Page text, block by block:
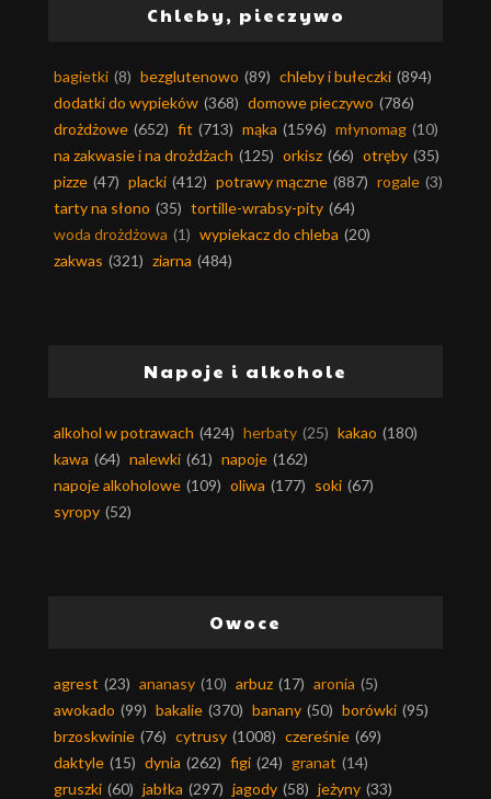
Chleby, pieczywo
bagietki (8) bezglutenowo (89) chleby i bułeczki (894)
dodatki do wypieków (368) domowe pieczywo (786)
drożdżowe (652) fit (713) mąka (1596) młynomag (10)
na zakwasie i na drożdżach (125) orkisz (66) otręby (35)
pizze (47) placki (412) potrawy mączne (887) rogale (3)
tarty na słono (35) tortille-wrabsy-pity (64)
woda drożdżowa (1) wypiekacz do chleba (20)
zakwas (321) ziarna (484)
Napoje i alkohole
alkohol w potrawach (424) herbaty (25) kakao (180)
kawa (64) nalewki (61) napoje (162)
napoje alkoholowe (109) oliwa (177) soki (67)
syropy (52)
Owoce
agrest (23) ananasy (10) arbuz (17) aronia (5)
awokado (99) bakalie (370) banany (50) borówki (95)
brzoskwinie (76) cytrusy (1008) czereśnie (69)
daktyle (15) dynia (262) figi (24) granat (14)
gruszki (60) jabłka (297) jagody (58) jeżyny (33)